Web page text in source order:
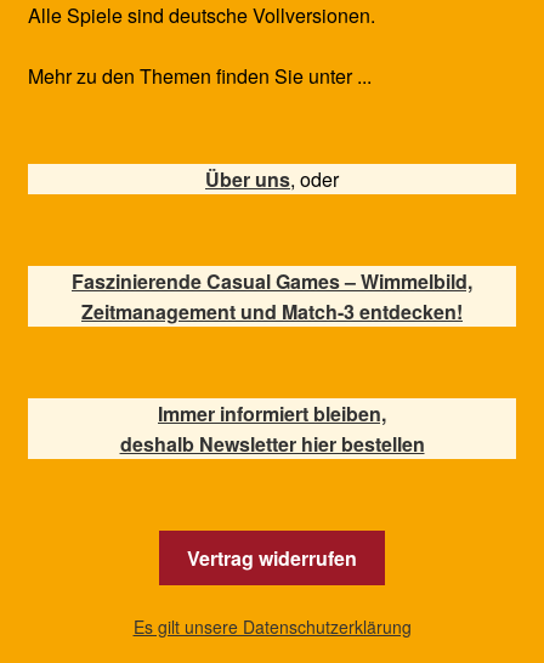
Alle Spiele sind deutsche Vollversionen.
Mehr zu den Themen finden Sie unter ...
Über uns, oder
Faszinierende Casual Games – Wimmelbild,
Zeitmanagement und Match-3 entdecken!
Immer informiert bleiben,
deshalb Newsletter hier bestellen
Vertrag widerrufen
Es gilt unsere Datenschutzerklärung